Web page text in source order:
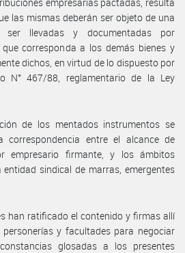
las mismas deberán ser objeto de una
ser llevadas y documentadas por
corresponda a los demás bienes y
dichos, en virtud de lo dispuesto por
N° 467/88, reglamentario de la Ley
de los mentados instrumentos se
correspondencia entre el alcance de
empresario firmante, y los ámbitos
sindical de marras, emergentes
han ratificado el contenido y firmas allí
y facultades para negociar
glosadas a los presentes